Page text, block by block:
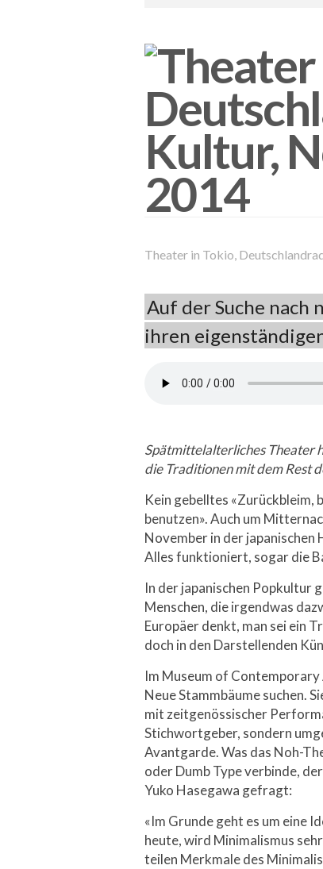
Theater in Tokio,
Auf der Suche nach
ihren
Spätmittelalterliches Theater
die Traditionen mit dem Rest
Kein gebelltes «Zurückbleim,
benutzen». Auch um
November in der japanischen
Alles funktioniert, sogar die
In der japanischen Popkultur
Menschen, die irgendwas
Europäer denkt, man sei ein
doch in den Darstellenden
Im Museum of
Neue Stammbäume suchen.
mit zeitgenössischer
Stichwortgeber, sondern
Avantgarde. Was das Noh-
oder Dumb Type verbinde,
Yuko Hasegawa gefragt:
«Im Grunde geht es um eine
heute, wird Minimalismus
teilen Merkmale des